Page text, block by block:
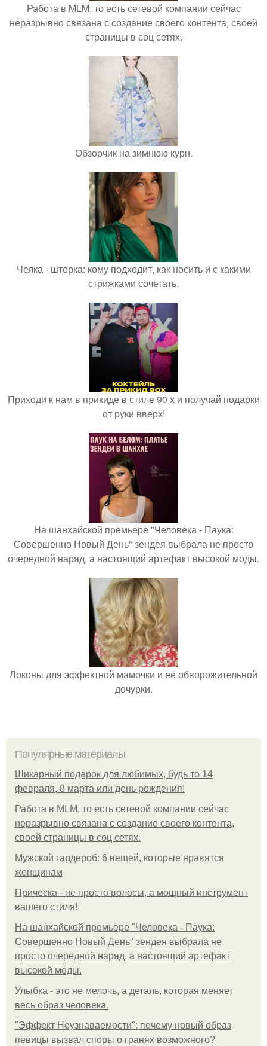
Работа в MLM, то есть сетевой компании сейчас
неразрывно связана с создание своего контента, своей
страницы в соц сетях.
Обзорчик на зимнюю курн.
Челка - шторка: кому подходит, как носить и с какими
стрижками сочетать.
Приходи к нам в прикиде в стиле 90 х и получай подарки
от руки вверх!
На шанхайской премьере "Человека - Паука:
Совершенно Новый День" зендея выбрала не просто
очередной наряд, а настоящий артефакт высокой моды.
Локоны для эффектной мамочки и её обворожительной
дочурки.
Популярные материалы
Шикарный подарок для любимых, будь то 14
февраля, 8 марта или день рождения!
Работа в MLM, то есть сетевой компании сейчас
неразрывно связана с создание своего контента,
своей страницы в соц сетях.
Мужской гардероб: 6 вещей, которые нравятся
женщинам
Прическа - не просто волосы, а мощный инструмент
вашего стиля!
На шанхайской премьере "Человека - Паука:
Совершенно Новый День" зендея выбрала не
просто очередной наряд, а настоящий артефакт
высокой моды.
Улыбка - это не мелочь, а деталь, которая меняет
весь образ человека.
"Эффект Неузнаваемости": почему новый образ
певицы вызвал споры о гранях возможного?